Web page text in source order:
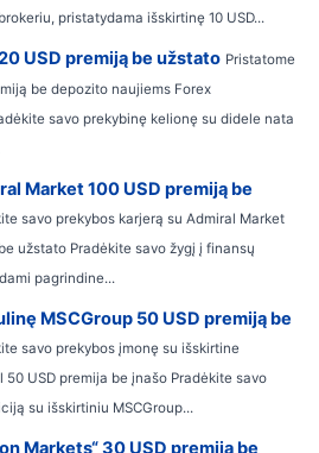
pristatydama išskirtinę 10 USD...
USD premiją be užstato Pristatome
be depozito naujiems Forex
savo prekybinę kelionę su didele nata
Market 100 USD premiją be
savo prekybos karjerą su Admiral Market
užstato Pradėkite savo žygį į finansų
pagrindine...
MSCGroup 50 USD premiją be
savo prekybos įmonę su išskirtine
50 USD premija be įnašo Pradėkite savo
su išskirtiniu MSCGroup...
Markets“ 30 USD premiją be